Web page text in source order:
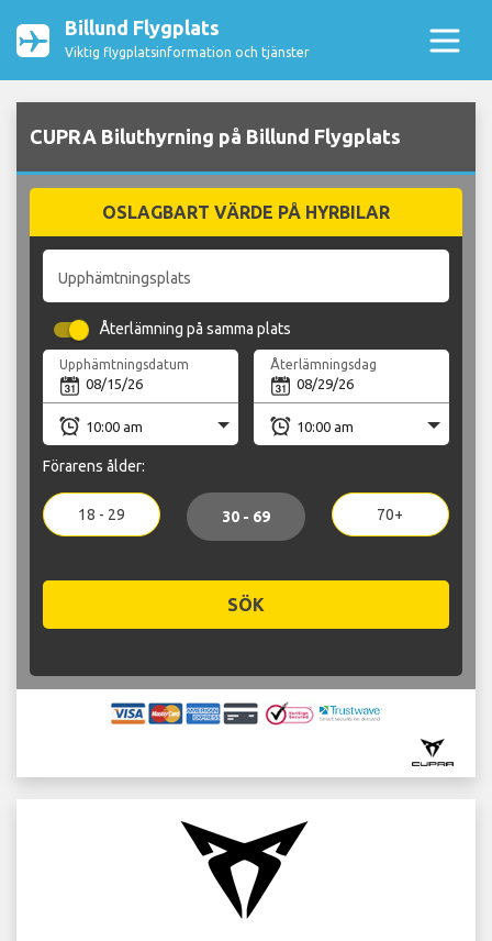
Billund Flygplats
Viktig flygplatsinformation och tjänster
CUPRA Biluthyrning på Billund Flygplats
OSLAGBART VÄRDE PÅ HYRBILAR
Upphämtningsplats
Återlämning på samma plats
Upphämtningsdatum Återlämningsdag
Förarens ålder:
18 - 29 30 - 69 70+
SÖK